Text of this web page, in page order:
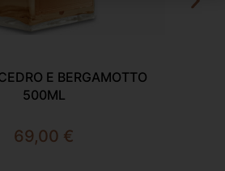
E BERGAMOTTO
500ML
69,00 €